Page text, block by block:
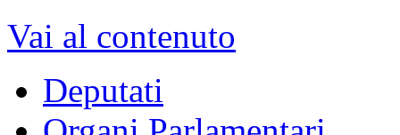
Vai al contenuto
Deputati